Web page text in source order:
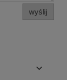
wyślij